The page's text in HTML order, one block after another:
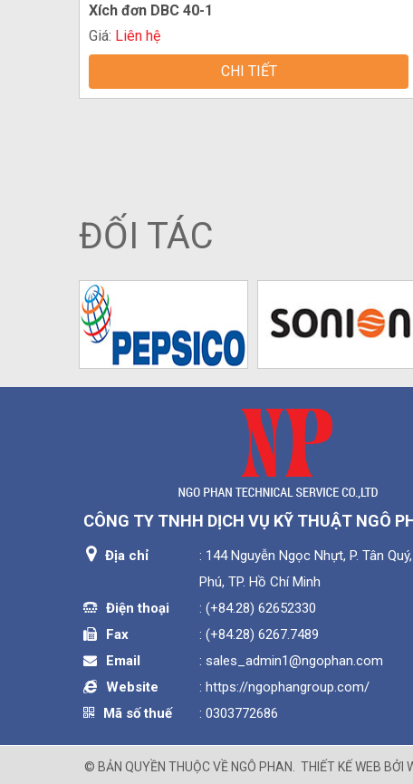
Cấu tạo và phân loại xích công
Cấu tạo
– Khung băng tải: thường được chế tạo bằng Inox,
xích),… Trong đó, quan trọng nhất là dây xích và đĩa
– Tủ điện: biến tần điều khiển, Rowle, khởi động từ,
Xích đơn DBC 40-1
Giá: Liên hệ
CHI TIẾT
ĐỐI TÁC
CÔNG TY TNHH DỊCH VỤ KỸ THUẬT NGÔ
Địa chỉ
: 144 Nguyễn Ngọc Nhựt, P. Tân
Phú, TP. Hồ Chí Minh
Điện thoại
: (+84.28) 62652330
Fax
: (+84.28) 6267.7489
Email
: sales_admin1@ngophan.com
Website
: https://ngophangroup.com/
Mã số thuế
: 0303772686
© BẢN QUYỀN THUỘC VỀ NGÔ PHAN. THIẾT KẾ WEB BỞI